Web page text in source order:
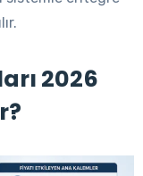
2026